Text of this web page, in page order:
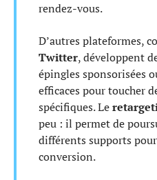
rendez-vous.
D’autres plateformes,
Twitter, développent
épingles sponsorisées
efficaces pour toucher
spécifiques. Le
peu : il permet de
différents supports
conversion.